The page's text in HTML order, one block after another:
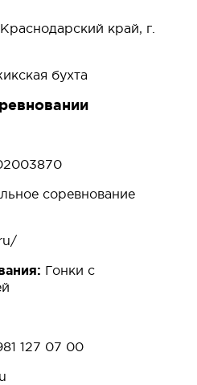
Краснодарский край, г.
бухта
соревнование
Гонки с
127 07 00